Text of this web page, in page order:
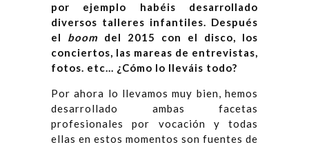
por ejemplo habéis desarrollado
diversos talleres infantiles. Después
el boom del 2015 con el disco, los
conciertos, las mareas de entrevistas,
fotos. etc… ¿Cómo lo lleváis todo?
Por ahora lo llevamos muy bien, hemos
desarrollado ambas facetas
profesionales por vocación y todas
ellas en estos momentos son fuentes de